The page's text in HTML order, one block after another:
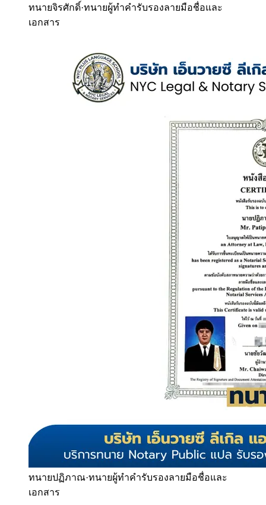
ทนายจิรศักดิ์·ทนายผู้ทำคำรับรองลายมือชื่อและ
เอกสาร
ทนายปฏิภาณ·ทนายผู้ทำคำรับรองลายมือชื่อและ
เอกสาร